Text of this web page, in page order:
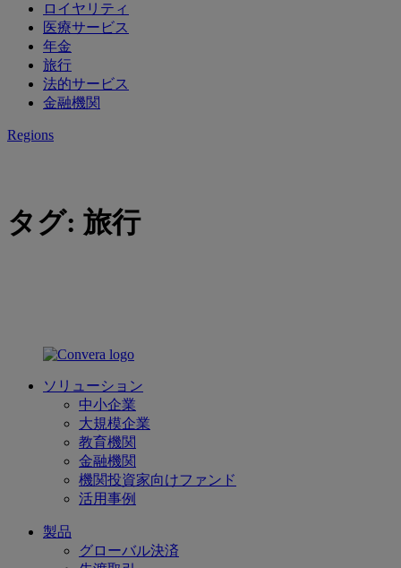
ロイヤリティ
医療サービス
年金
旅行
法的サービス
金融機関
Regions
タグ: 旅行
ソリューション
中小企業
大規模企業
教育機関
金融機関
機関投資家向けファンド
活用事例
製品
グローバル決済